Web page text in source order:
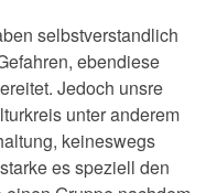
selbstverstandlich
ebendiese
Jedoch unsre
unter anderem
keineswegs
es speziell den